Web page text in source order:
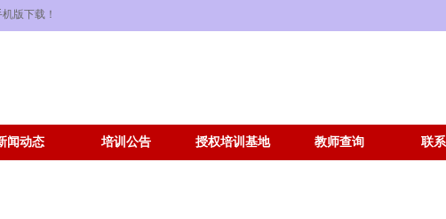
版下载！
闻动态 培训公告 授权培训基地 教师查询 联